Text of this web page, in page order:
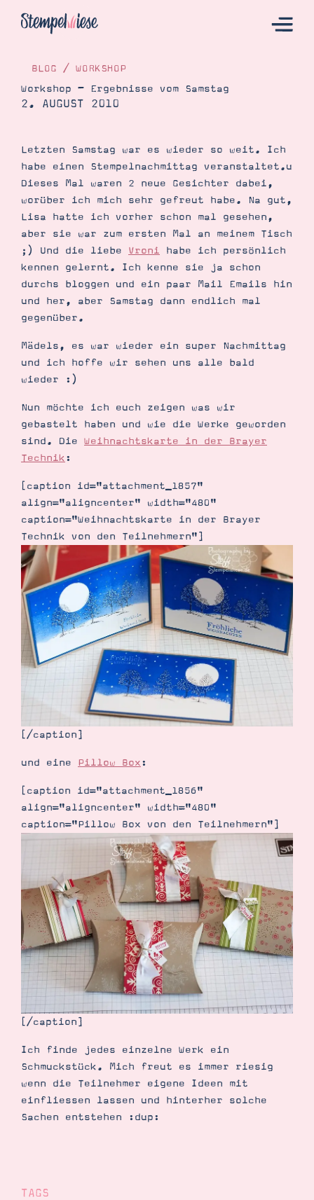
Katalog
Bestellen
Kontakt
Angebote
Demonstrator werden
Gutscheine
Produkte erklärt
Über mich
Über Stampin’ Up!
Tipps & Tricks
Ordnungstipps
Impressum
BLOG / WORKSHOP
Workshop – Ergebnisse vom Samstag
2. AUGUST 2010
Letzten Samstag war es wieder so weit. Ich
habe einen Stempelnachmittag veranstaltet.u
Dieses Mal waren 2 neue Gesichter dabei,
worüber ich mich sehr gefreut habe. Na gut,
Lisa hatte ich vorher schon mal gesehen,
aber sie war zum ersten Mal an meinem Tisch
;) Und die liebe Vroni habe ich persönlich
kennen gelernt. Ich kenne sie ja schon
durchs bloggen und ein paar Mail Emails hin
und her, aber Samstag dann endlich mal
gegenüber.
Mädels, es war wieder ein super Nachmittag
und ich hoffe wir sehen uns alle bald
wieder :)
Nun möchte ich euch zeigen was wir
gebastelt haben und wie die Werke geworden
sind. Die Weihnachtskarte in der Brayer
Technik:
[caption id="attachment_1857"
align="aligncenter" width="480"
caption="Weihnachtskarte in der Brayer
Technik von den Teilnehmern"]
[/caption]
und eine Pillow Box:
[caption id="attachment_1856"
align="aligncenter" width="480"
caption="Pillow Box von den Teilnehmern"]
[/caption]
Ich finde jedes einzelne Werk ein
Schmuckstück. Mich freut es immer riesig
wenn die Teilnehmer eigene Ideen mit
einfliessen lassen und hinterher solche
Sachen entstehen :dup:
TAGS